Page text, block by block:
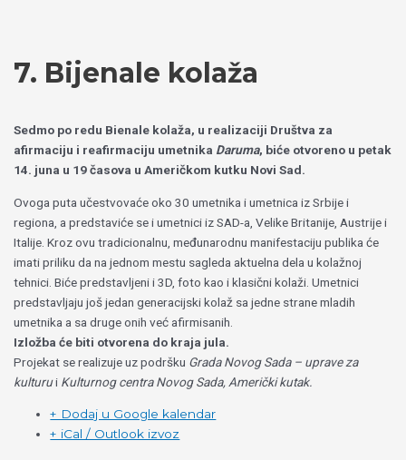
7. Bijenale kolaža
Sedmo po redu Bienale kolaža, u realizaciji Društva za
afirmaciju i reafirmaciju umetnika Daruma, biće otvoreno u petak
14. juna u 19 časova u Američkom kutku Novi Sad.
Ovoga puta učestvovaće oko 30 umetnika i umetnica iz Srbije i
regiona, a predstaviće se i umetnici iz SAD-a, Velike Britanije, Austrije i
Italije. Kroz ovu tradicionalnu, međunarodnu manifestaciju publika će
imati priliku da na jednom mestu sagleda aktuelna dela u kolažnoj
tehnici. Biće predstavljeni i 3D, foto kao i klasični kolaži. Umetnici
predstavljaju još jedan generacijski kolaž sa jedne strane mladih
umetnika a sa druge onih već afirmisanih.
Izložba će biti otvorena do kraja jula.
Projekat se realizuje uz podršku Grada Novog Sada – uprave za
kulturui Kulturnog centra Novog Sada, Američki kutak.
+ Dodaj u Google kalendar
+ iCal / Outlook izvoz